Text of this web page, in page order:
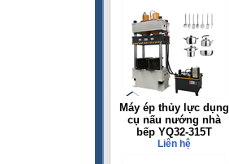
Máy ép thủy lực dụng
cụ nấu nướng nhà
bếp YQ32-315T
Liên hệ